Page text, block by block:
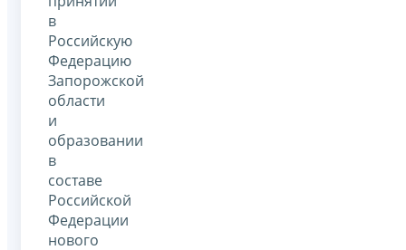
в
Российскую
Федерацию
Запорожской
области
и
образовании
в
составе
Российской
Федерации
нового